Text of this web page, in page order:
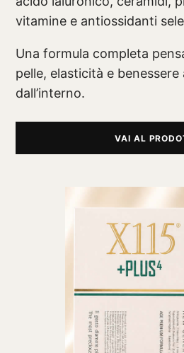
vitamine e antiossidanti
Una formula completa
pelle, elasticità e
dall’interno.
VAI AL